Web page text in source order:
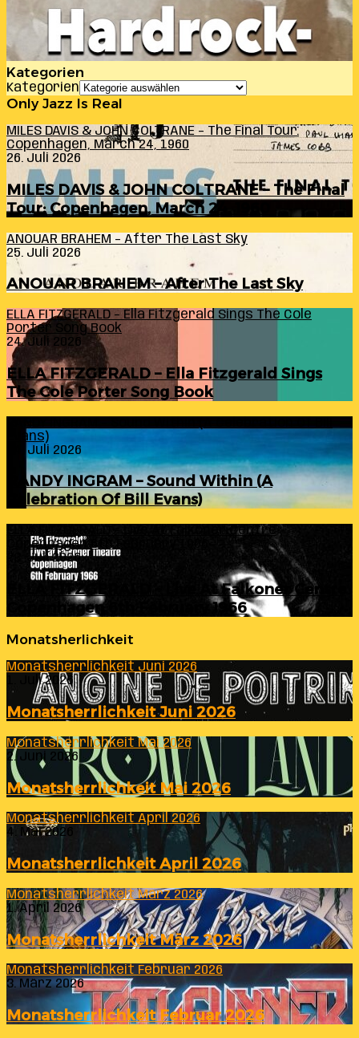
Kategorien
Kategorien
Only Jazz Is Real
MILES DAVIS & JOHN COLTRANE – The Final Tour:
Copenhagen, March 24, 1960
26. Juli 2026
MILES DAVIS & JOHN COLTRANE – The Final
Tour: Copenhagen, March 24, 1960
ANOUAR BRAHEM – After The Last Sky
25. Juli 2026
ANOUAR BRAHEM – After The Last Sky
ELLA FITZGERALD – Ella Fitzgerald Sings The Cole
Porter Song Book
24. Juli 2026
ELLA FITZGERALD – Ella Fitzgerald Sings
The Cole Porter Song Book
Evans)
24. Juli 2026
RANDY INGRAM – Sound Within (A
Celebration Of Bill Evans)
ELLA FITZGERALD – Live At Falkoner Centre
Copenhagen 6th February 1966
23. Juli 2026
ELLA FITZGERALD – Live At Falkoner Centre
Copenhagen 6th February 1966
Monatsherlichkeit
Monatsherrlichkeit Juni 2026
1. Juli 2026
Monatsherrlichkeit Juni 2026
Monatsherrlichkeit Mai 2026
2. Juni 2026
Monatsherrlichkeit Mai 2026
Monatsherrlichkeit April 2026
4. Mai 2026
Monatsherrlichkeit April 2026
Monatsherrlichkeit März 2026
1. April 2026
Monatsherrlichkeit März 2026
Monatsherrlichkeit Februar 2026
3. März 2026
Monatsherrlichkeit Februar 2026